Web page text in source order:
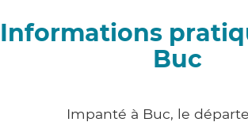
Informations
Buc
Impanté à Buc, le